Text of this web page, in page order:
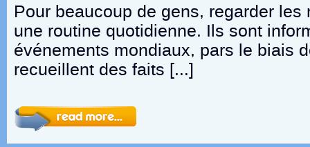
Pour beaucoup de gens, regarder
une routine quotidienne. Ils sont
événements mondiaux, pars le biais
recueillent des faits […]